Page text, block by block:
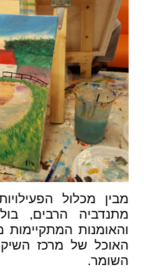
מבין מכלול
מתנדביה הרבים,
והאומנות המתקיימות
האוכל של מרכז
השומר.